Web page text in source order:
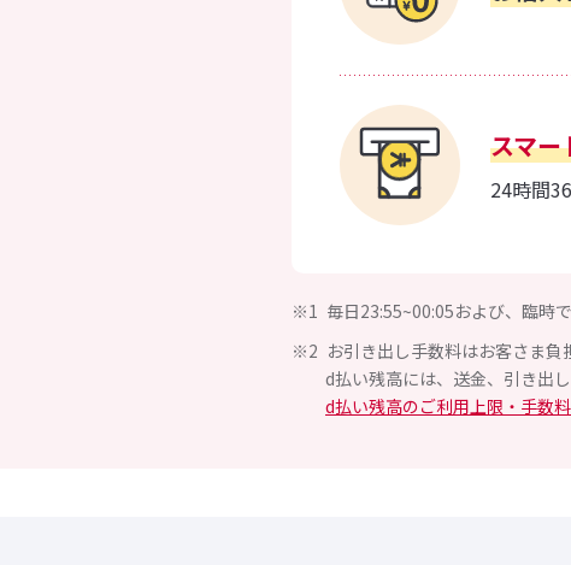
スマー
24時間
毎日23:55~00:05および、臨時
お引き出し手数料はお客さま負
d払い残高には、送金、引き出
d払い残高のご利用上限・手数